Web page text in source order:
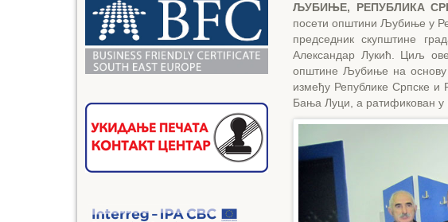
ЉУБИЊЕ, РЕПУБЛИКА
посети општини Љубиње у
председник скупштине
Александар Лукић. Циљ
општине Љубиње на основу
између Републике Српске и
Бања Луци, а ратификован у